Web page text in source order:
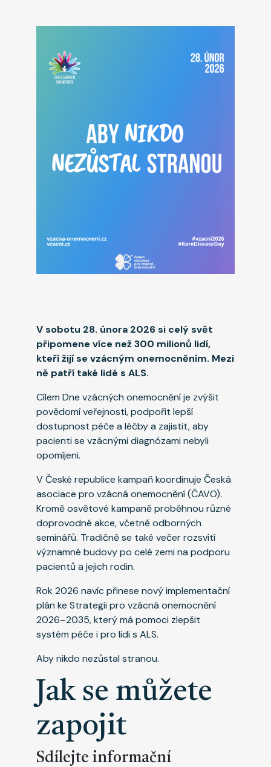
V sobotu 28. února 2026 si celý svět
připomene více než 300 milionů lidí,
kteří žijí se vzácným onemocněním. Mezi
ně patří také lidé s ALS.
Cílem Dne vzácných onemocnění je zvýšit
povědomí veřejnosti, podpořit lepší
dostupnost péče a léčby a zajistit, aby
pacienti se vzácnými diagnózami nebyli
opomíjeni.
V České republice kampaň koordinuje Česká
asociace pro vzácná onemocnění (ČAVO).
Kromě osvětové kampaně proběhnou různé
doprovodné akce, včetně odborných
seminářů. Tradičně se také večer rozsvítí
významné budovy po celé zemi na podporu
pacientů a jejich rodin.
Rok 2026 navíc přinese nový implementační
plán ke Strategii pro vzácná onemocnění
2026–2035, který má pomoci zlepšit
systém péče i pro lidi s ALS.
Aby nikdo nezůstal stranou.
Jak se můžete
zapojit
Sdílejte informační